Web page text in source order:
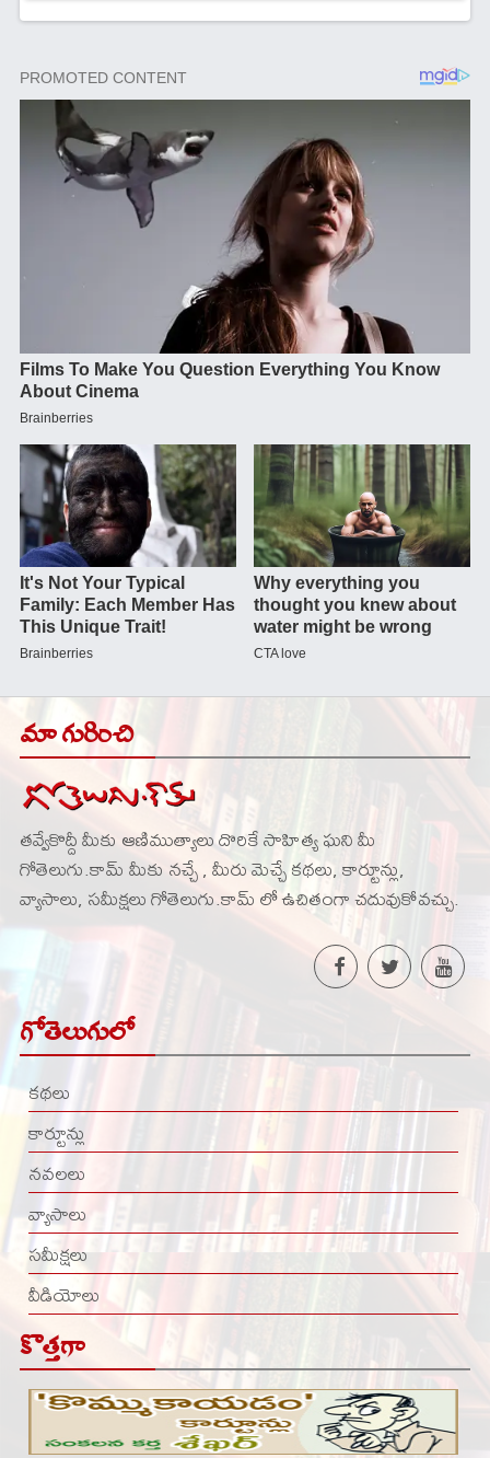
మా గురించి
తవ్వేకొద్దీ మీకు ఆణిముత్యాలు దొరికే సాహిత్య ఘని మీ
గోతెలుగు.కామ్ మీకు నచ్చే , మీరు మెచ్చే కథలు, కార్టూన్లు,
వ్యాసాలు, సమీక్షలు గోతెలుగు.కామ్ లో ఉచితంగా చదువుకోవచ్చు.
గోతెలుగులో
కథలు
కార్టూన్లు
నవలలు
వ్యాసాలు
సమీక్షలు
వీడియోలు
కొత్తగా